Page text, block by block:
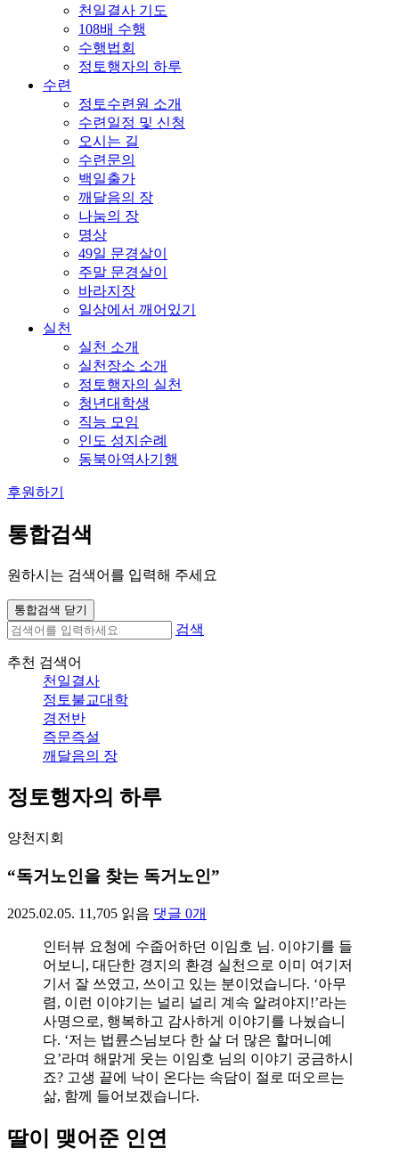
천일결사 기도
108배 수행
수행법회
정토행자의 하루
수련
정토수련원 소개
수련일정 및 신청
오시는 길
수련문의
백일출가
깨달음의 장
나눔의 장
명상
49일 문경살이
주말 문경살이
바라지장
일상에서 깨어있기
실천
실천 소개
실천장소 소개
정토행자의 실천
청년대학생
직능 모임
인도 성지순례
동북아역사기행
후원하기
통합검색
원하시는 검색어를 입력해 주세요
통합검색 닫기
검색
추천 검색어
천일결사
정토불교대학
경전반
즉문즉설
깨달음의 장
정토행자의 하루
양천지회
“독거노인을 찾는 독거노인”
2025.02.05. 11,705 읽음 댓글 0개
인터뷰 요청에 수줍어하던 이임호 님. 이야기를 들
어보니, 대단한 경지의 환경 실천으로 이미 여기저
기서 잘 쓰였고, 쓰이고 있는 분이었습니다. ‘아무
렴, 이런 이야기는 널리 널리 계속 알려야지!’라는
사명으로, 행복하고 감사하게 이야기를 나눴습니
다. ‘저는 법륜스님보다 한 살 더 많은 할머니예
요’라며 해맑게 웃는 이임호 님의 이야기 궁금하시
죠? 고생 끝에 낙이 온다는 속담이 절로 떠오르는
삶, 함께 들어보겠습니다.
딸이 맺어준 인연